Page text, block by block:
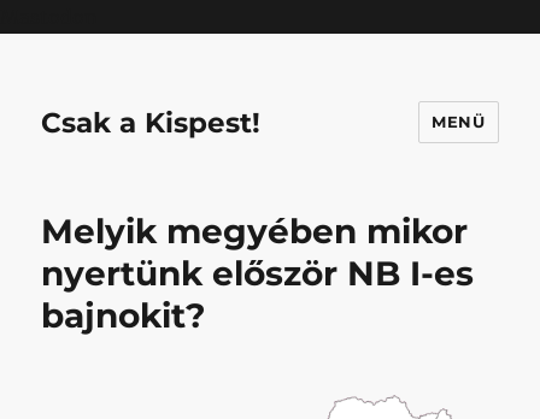
Csak a Kispest! MENÜ
Melyik megyében mikor
nyertünk először NB I-es
bajnokit?